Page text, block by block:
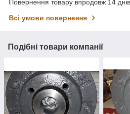
Повернення товару впродовж 14
Всі умови повернення
Подібні товари компанії